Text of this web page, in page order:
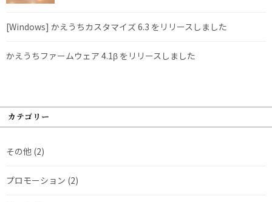
[Windows] かえうちカスタマイズ 6.3 をリリースしました
かえうちファームウェア 4.1β をリリースしました
カテゴリー
その他 (2)
プロモーション (2)